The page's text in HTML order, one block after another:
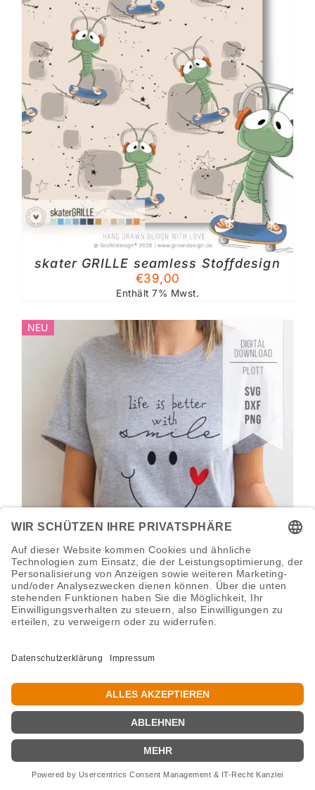
skater GRILLE seamless Stoffdesign
€39,00
Enthält 7% Mwst.
NEU
Statment SMILE Plotterdatei
€ 5,95